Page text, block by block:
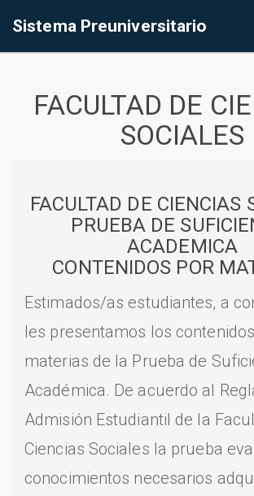
Sistema Preuniversitario
FACULTAD DE
SOCIALES
FACULTAD DE CIENCIAS
PRUEBA DE
ACADEMICA
CONTENIDOS POR
Estimados/as estudiantes, a
les presentamos los
materias de la Prueba de
Académica. De acuerdo al
Admisión Estudiantil de la
Ciencias Sociales la prueba
conocimientos necesarios